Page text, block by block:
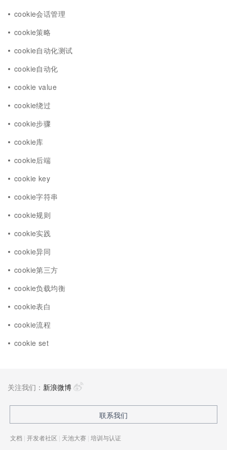
cookie会话管理
cookie策略
cookie自动化测试
cookie自动化
cookie value
cookie绕过
cookie步骤
cookie库
cookie后端
cookie key
cookie字符串
cookie规则
cookie实践
cookie异同
cookie第三方
cookie负载均衡
cookie表白
cookie流程
cookie set
关注我们： 新浪微博
联系我们
文档 | 开发者社区 | 天池大赛 | 培训与认证